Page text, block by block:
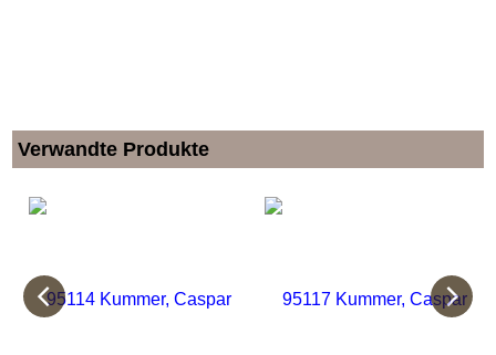
Verwandte Produkte